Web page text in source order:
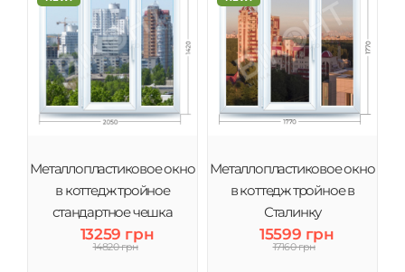
Металлопластиковое окно
в коттедж тройное
стандартное чешка
13259 грн
14820 грн
Металлопластиковое окно
в коттедж тройное в
Сталинку
15599 грн
17160 грн